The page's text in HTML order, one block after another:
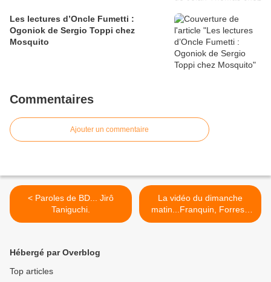
Les lectures d’Oncle Fumetti :
Ogoniok de Sergio Toppi chez
Mosquito
Commentaires
Ajouter un commentaire
< Paroles de BD... Jirô
Taniguchi.
La vidéo du dimanche
matin...Franquin, Forrest,
Druillet et Gigi. >
Hébergé par Overblog
Top articles